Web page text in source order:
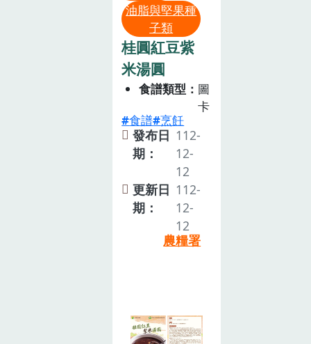
油脂與堅果種
子類
桂圓紅豆紫
米湯圓
食譜類型
圖
卡
食譜 烹飪
發布日
期：
112-
12-
12
更新日
期：
112-
12-
12
農糧署